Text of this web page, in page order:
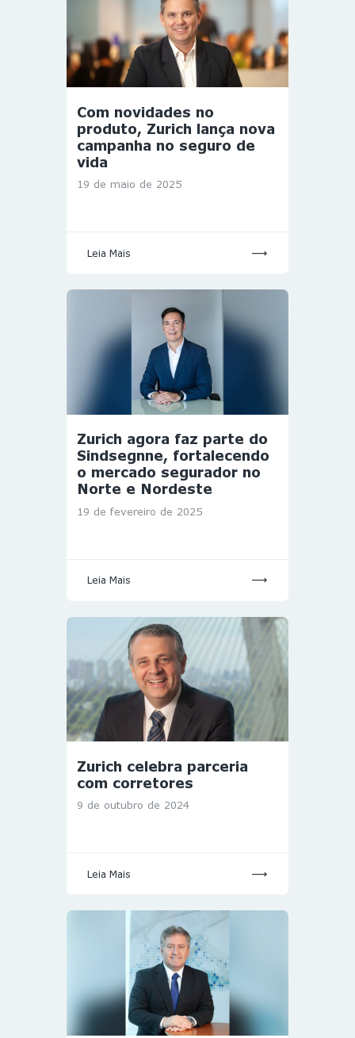
Com novidades no
produto, Zurich lança nova
campanha no seguro de
vida
19 de maio de 2025
Leia Mais
Zurich agora faz parte do
Sindsegnne, fortalecendo
o mercado segurador no
Norte e Nordeste
19 de fevereiro de 2025
Leia Mais
Zurich celebra parceria
com corretores
9 de outubro de 2024
Leia Mais